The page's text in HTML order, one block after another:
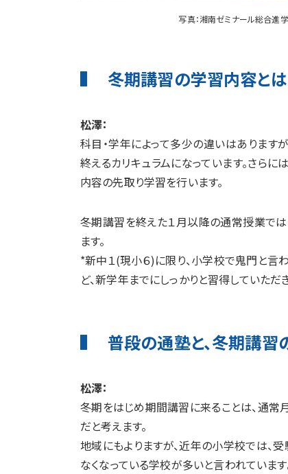
写真：湘南ゼミナール総合進
冬期講習の学習内容とは
松澤：
科目・学年によって多少の違いはありま
終えるカリキュラムになっています。さら
内容の先取り学習を行います。
冬期講習を終えた１月以降の通常授業で
ます。
*新中１(現小６)に限り、小学校で鬼門と言
ど、新学年までにしっかりと習得していた
普段の通塾と、冬期講習
松澤：
冬期をはじめ期間講習に来ることは、通常
だと考えます。
地域にもよりますが、近年の小学校では、
なくなっている学校が多いと言われていま